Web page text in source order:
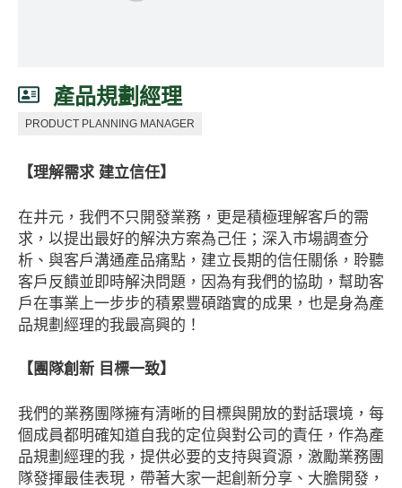
產品規劃經理
PRODUCT PLANNING MANAGER
【理解需求 建立信任】
在井元，我們不只開發業務，更是積極理解客戶的需
求，以提出最好的解決方案為己任；深入市場調查分
析、與客戶溝通產品痛點，建立長期的信任關係，聆聽
客戶反饋並即時解決問題，因為有我們的協助，幫助客
戶在事業上一步步的積累豐碩踏實的成果，也是身為產
品規劃經理的我最高興的！
【團隊創新 目標一致】
我們的業務團隊擁有清晰的目標與開放的對話環境，每
個成員都明確知道自我的定位與對公司的責任，作為產
品規劃經理的我，提供必要的支持與資源，激勵業務團
隊發揮最佳表現，帶著大家一起創新分享、大膽開發，